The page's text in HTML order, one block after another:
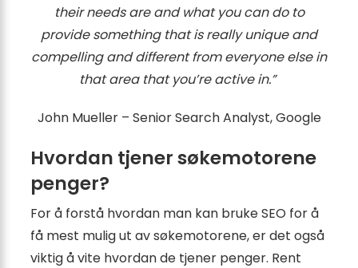
their needs are and what you can do to
provide something that is really unique and
compelling and different from everyone else in
that area that you’re active in.”
John Mueller – Senior Search Analyst, Google
Hvordan tjener søkemotorene
penger?
For å forstå hvordan man kan bruke SEO for å
få mest mulig ut av søkemotorene, er det også
viktig å vite hvordan de tjener penger. Rent